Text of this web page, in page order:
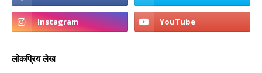
लोकप्रिय लेख